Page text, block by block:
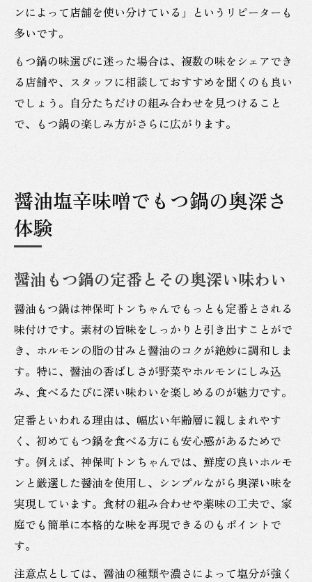
ンによって店舗を使い分けている」というリピーターも
多いです。
もつ鍋の味選びに迷った場合は、複数の味をシェアでき
る店舗や、スタッフに相談しておすすめを聞くのも良い
でしょう。自分たちだけの組み合わせを見つけること
で、もつ鍋の楽しみ方がさらに広がります。
醤油塩辛味噌でもつ鍋の奥深さ
体験
醤油もつ鍋の定番とその奥深い味わい
醤油もつ鍋は神保町トンちゃんでもっとも定番とされる
味付けです。素材の旨味をしっかりと引き出すことがで
き、ホルモンの脂の甘みと醤油のコクが絶妙に調和しま
す。特に、醤油の香ばしさが野菜やホルモンにしみ込
み、食べるたびに深い味わいを楽しめるのが魅力です。
定番といわれる理由は、幅広い年齢層に親しまれやす
く、初めてもつ鍋を食べる方にも安心感があるためで
す。例えば、神保町トンちゃんでは、鮮度の良いホルモ
ンと厳選した醤油を使用し、シンプルながら奥深い味を
実現しています。食材の組み合わせや薬味の工夫で、家
庭でも簡単に本格的な味を再現できるのもポイントで
す。
注意点としては、醤油の種類や濃さによって塩分が強く